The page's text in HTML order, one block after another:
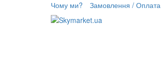
Чому ми? Замовлення / Оплата